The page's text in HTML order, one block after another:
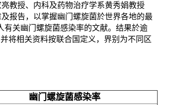
教授、内科及药物治疗学系黄秀娟教授
报告，以掌握幽门螺旋菌於世界各地的最
关幽门螺旋菌感染率的文献。结果於逾
将相关资料按联合国定义，界别为不同区
幽门螺旋菌感染率